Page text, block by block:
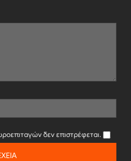
δεν επιστρέφεται.